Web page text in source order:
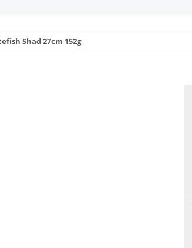
Shad 27cm 152g